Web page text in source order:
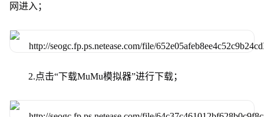
网进入；
2.点击“下载MuMu模拟器”进行下载；